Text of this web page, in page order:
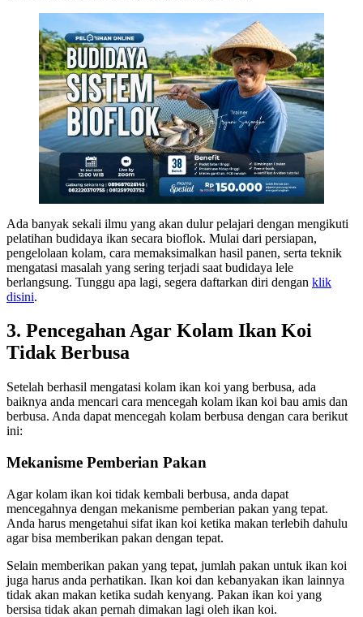
Ada banyak sekali ilmu yang akan dulur pelajari dengan mengikuti
pelatihan budidaya ikan secara bioflok. Mulai dari persiapan,
pengelolaan kolam, cara memaksimalkan hasil panen, serta teknik
mengatasi masalah yang sering terjadi saat budidaya lele
berlangsung. Tunggu apa lagi, segera daftarkan diri dengan klik
disini.
3. Pencegahan Agar Kolam Ikan Koi
Tidak Berbusa
Setelah berhasil mengatasi kolam ikan koi yang berbusa, ada
baiknya anda mencari cara mencegah kolam ikan koi bau amis dan
berbusa. Anda dapat mencegah kolam berbusa dengan cara berikut
ini:
Mekanisme Pemberian Pakan
Agar kolam ikan koi tidak kembali berbusa, anda dapat
mencegahnya dengan mekanisme pemberian pakan yang tepat.
Anda harus mengetahui sifat ikan koi ketika makan terlebih dahulu
agar bisa memberikan pakan dengan tepat.
Selain memberikan pakan yang tepat, jumlah pakan untuk ikan koi
juga harus anda perhatikan. Ikan koi dan kebanyakan ikan lainnya
tidak akan makan ketika sudah kenyang. Pakan ikan koi yang
bersisa tidak akan pernah dimakan lagi oleh ikan koi.